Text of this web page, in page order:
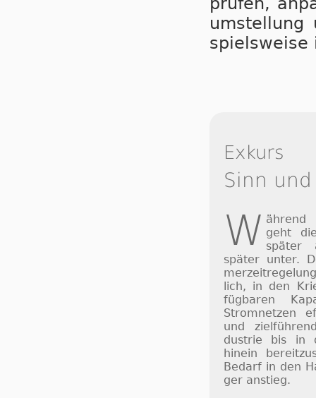
um­stel­lung
spiels­wei­se
Exkurs
Sinn
W ährend
geht
später
später unter.
lich, in den
füg­ba­ren
Strom­net­zen
und
dus­trie bis in
hinein
Be­darf in den
ger an­stieg.